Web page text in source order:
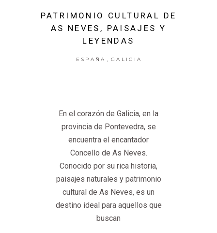
PATRIMONIO CULTURAL DE
AS NEVES, PAISAJES Y
LEYENDAS
ESPAÑA GALICIA
En el corazón de Galicia, en la
provincia de Pontevedra, se
encuentra el encantador
Concello de As Neves.
Conocido por su rica historia,
paisajes naturales y patrimonio
cultural de As Neves, es un
destino ideal para aquellos que
buscan